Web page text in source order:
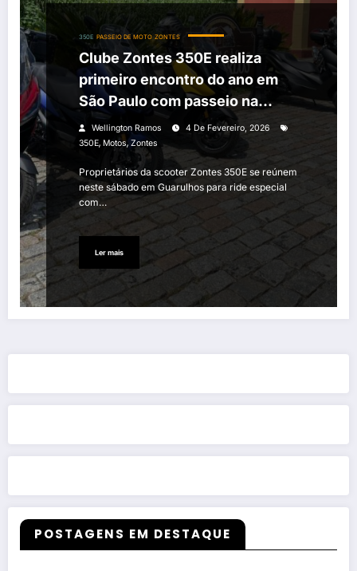
350E PASSEIO DE MOTO ZONTES
Clube Zontes 350E realiza
primeiro encontro do ano em
São Paulo com passeio na
estrada e apoio da Zontes no
Brasil
Wellington Ramos
4 De Fevereiro, 2026
350E, Motos, Zontes
Proprietários da scooter Zontes 350E se reúnem
neste sábado em Guarulhos para ride especial
com…
Ler mais
POSTAGENS EM DESTAQUE